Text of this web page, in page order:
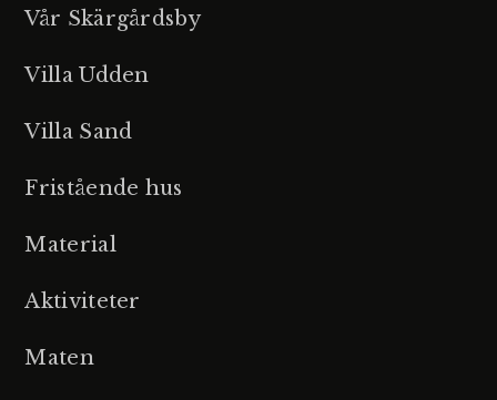
Vår Skärgårdsby
Villa Udden
Villa Sand
Fristående hus
Material
Aktiviteter
Maten